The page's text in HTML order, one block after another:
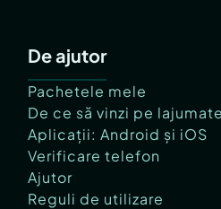
De ajutor
Pachetele mele
De ce să vinzi pe
Aplicații: Android și iOS
Verificare telefon
Ajutor
Reguli de utilizare